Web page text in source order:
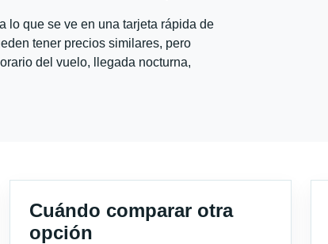
lo que se ve en una tarjeta rápida de
tener precios similares, pero
del vuelo, llegada nocturna,
Cuándo comparar otra
opción